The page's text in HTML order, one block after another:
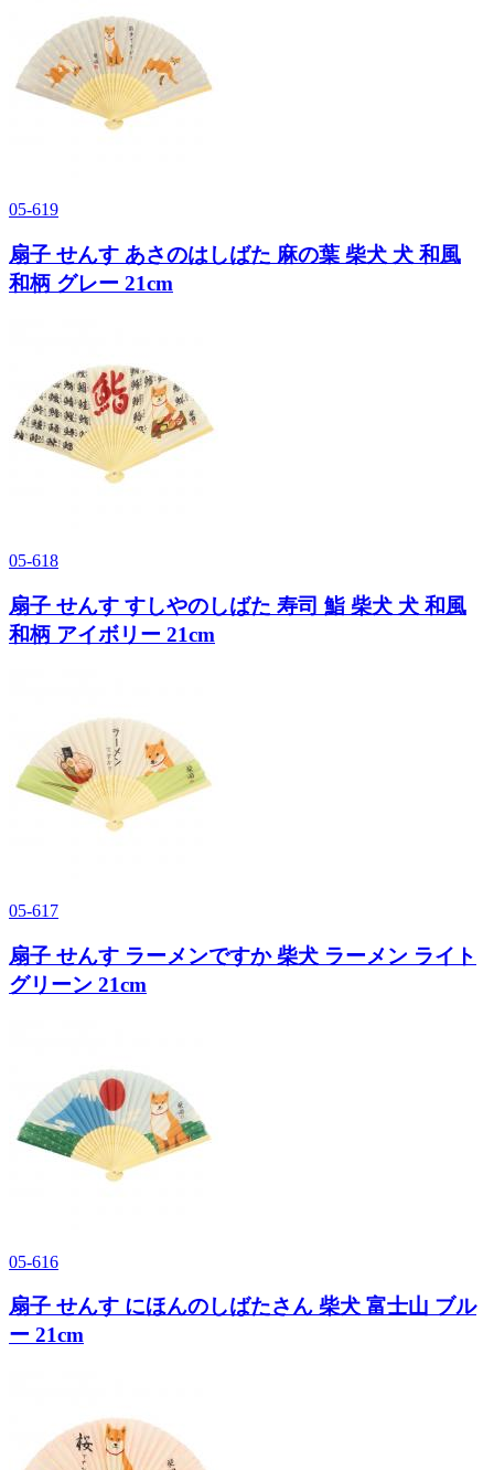
05-619
扇子 せんす あさのはしばた 麻の葉 柴犬 犬 和風
和柄 グレー 21cm
05-618
扇子 せんす すしやのしばた 寿司 鮨 柴犬 犬 和風
和柄 アイボリー 21cm
05-617
扇子 せんす ラーメンですか 柴犬 ラーメン ライト
グリーン 21cm
05-616
扇子 せんす にほんのしばたさん 柴犬 富士山 ブル
ー 21cm